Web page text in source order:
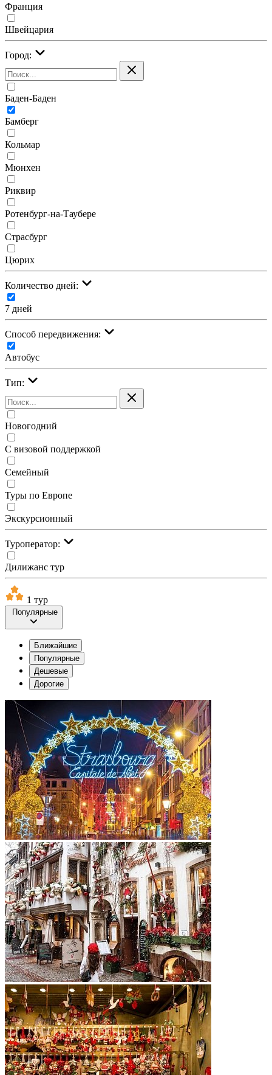
Франция
Швейцария
Город:
Баден-Баден
Бамберг
Кольмар
Мюнхен
Риквир
Ротенбург-на-Таубере
Страсбург
Цюрих
Количество дней:
7 дней
Cпособ передвижения:
Автобус
Тип:
Новогодний
С визовой поддержкой
Семейный
Туры по Европе
Экскурсионный
Туроператор:
Дилижанс тур
1 тур
Популярные
Ближайшие
Популярные
Дешевые
Дорогие